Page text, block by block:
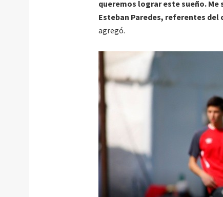
queremos lograr este sueño.
Esteban Paredes, referentes
agregó.